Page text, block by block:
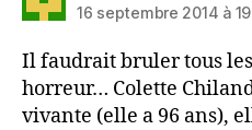
16 septembre 2014 à
Il faudrait bruler tous
horreur… Colette
vivante (elle a 96 ans),